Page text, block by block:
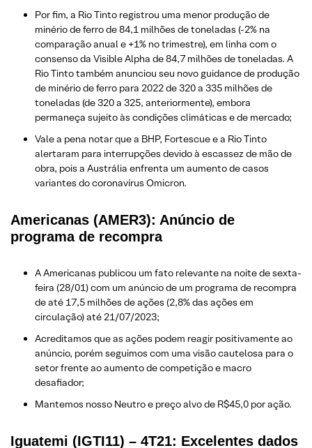
Por fim, a Rio Tinto registrou uma menor produção de
minério de ferro de 84,1 milhões de toneladas (-2% na
comparação anual e +1% no trimestre), em linha com o
consenso da Visible Alpha de 84,7 milhões de toneladas. A
Rio Tinto também anunciou seu novo guidance de produção
de minério de ferro para 2022 de 320 a 335 milhões de
toneladas (de 320 a 325, anteriormente), embora
permaneça sujeito às condições climáticas e de mercado;
Vale a pena notar que a BHP, Fortescue e a Rio Tinto
alertaram para interrupções devido à escassez de mão de
obra, pois a Austrália enfrenta um aumento de casos
variantes do coronavírus Omicron.
Americanas (AMER3): Anúncio de
programa de recompra
A Americanas publicou um fato relevante na noite de sexta-
feira (28/01) com um anúncio de um programa de recompra
de até 17,5 milhões de ações (2,8% das ações em
circulação) até 21/07/2023;
Acreditamos que as ações podem reagir positivamente ao
anúncio, porém seguimos com uma visão cautelosa para o
setor frente ao aumento de competição e macro
desafiador;
Mantemos nosso Neutro e preço alvo de R$45,0 por ação.
Iguatemi (IGTI11) – 4T21: Excelentes dados